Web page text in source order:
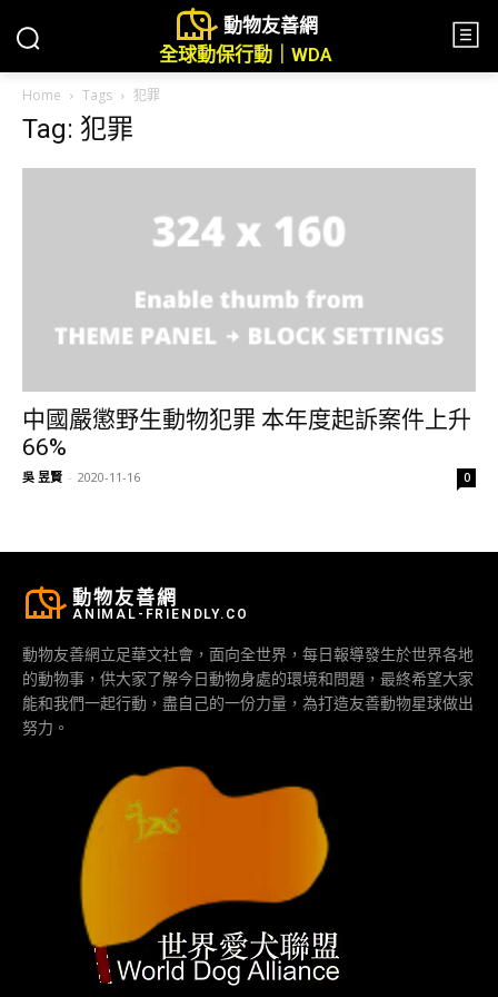
動物友善網
全球動保行動｜WDA
Home Tags 犯罪
Tag: 犯罪
中國嚴懲野生動物犯罪 本年度起訴案件上升
66%
吳 昱賢 - 2020-11-16 0
動物友善網
ANIMAL-FRIENDLY.CO
動物友善網立足華文社會，面向全世界，每日報導發生於世界各地
的動物事，供大家了解今日動物身處的環境和問題，最終希望大家
能和我們一起行動，盡自己的一份力量，為打造友善動物星球做出
努力。